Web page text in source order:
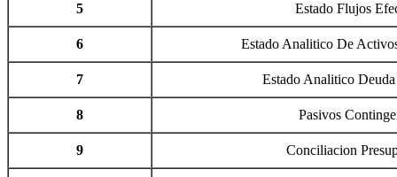
5 Estado Flujos
6 Estado Analitico De
7 Estado Analitico
8 Pasivos
9 Conciliacion